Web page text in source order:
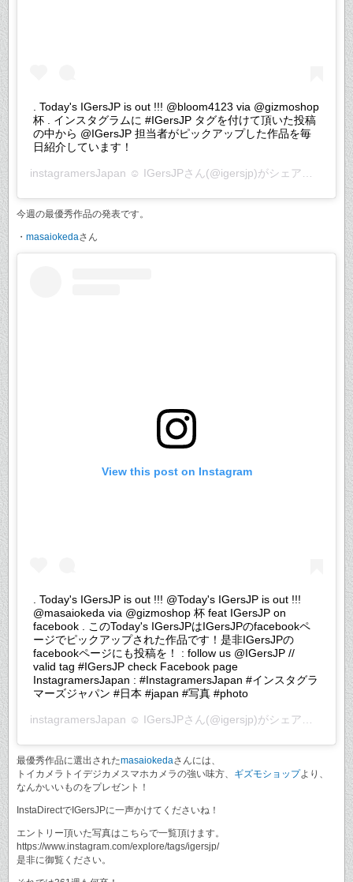
. Today's IGersJP is out !!! @bloom4123 via @gizmoshop
杯 . インスタグラムに #IGersJP タグを付けて頂いた投稿
の中から @IGersJP 担当者がピックアップした作品を毎
日紹介しています！
instagramersJapan ☺︎ IGersJPさん(@igersjp)がシェアした投稿 –
今週の最優秀作品の発表です。
・ masaiokedaさん
View this post on Instagram
. Today's IGersJP is out !!! @Today's IGersJP is out !!!
@masaiokeda via @gizmoshop 杯 feat IGersJP on
facebook . このToday's IGersJPはIGersJPのfacebookペ
ージでピックアップされた作品です！是非IGersJPの
facebookページにも投稿を！ : follow us @IGersJP //
valid tag #IGersJP check Facebook page
InstagramersJapan : #InstagramersJapan #インスタグラ
マーズジャパン #日本 #japan #写真 #photo
instagramersJapan ☺︎ IGersJPさん(@igersjp)がシェアした投稿 –
最優秀作品に選出されたmasaiokedaさんには、
トイカメラトイデジカメスマホカメラの強い味方、 ギズモショップより、
なんかいいものをプレゼント！
InstaDirectでIGersJPに一声かけてくださいね！
エントリー頂いた写真はこちらで一覧頂けます。
https://www.instagram.com/explore/tags/igersjp/
是非に御覧ください。